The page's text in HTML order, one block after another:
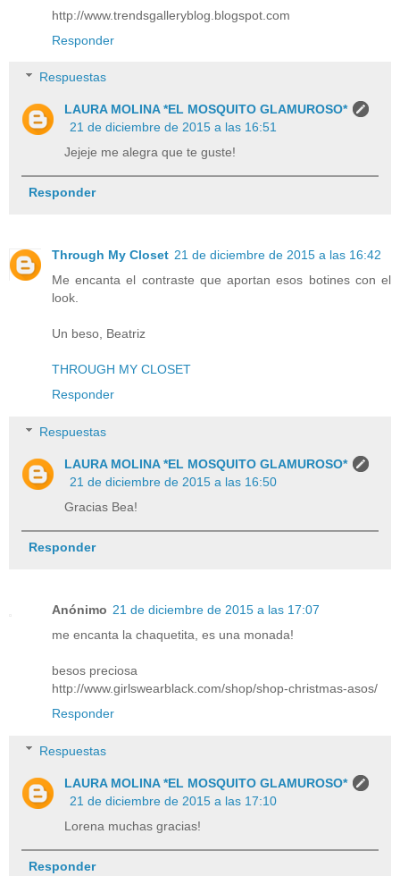
http://www.trendsgalleryblog.blogspot.com
Responder
Respuestas
LAURA MOLINA *EL MOSQUITO GLAMUROSO*
21 de diciembre de 2015 a las 16:51
Jejeje me alegra que te guste!
Responder
Through My Closet 21 de diciembre de 2015 a las 16:42
Me encanta el contraste que aportan esos botines con el
look.
Un beso, Beatriz
THROUGH MY CLOSET
Responder
Respuestas
LAURA MOLINA *EL MOSQUITO GLAMUROSO*
21 de diciembre de 2015 a las 16:50
Gracias Bea!
Responder
Anónimo 21 de diciembre de 2015 a las 17:07
me encanta la chaquetita, es una monada!
besos preciosa
http://www.girlswearblack.com/shop/shop-christmas-asos/
Responder
Respuestas
LAURA MOLINA *EL MOSQUITO GLAMUROSO*
21 de diciembre de 2015 a las 17:10
Lorena muchas gracias!
Responder